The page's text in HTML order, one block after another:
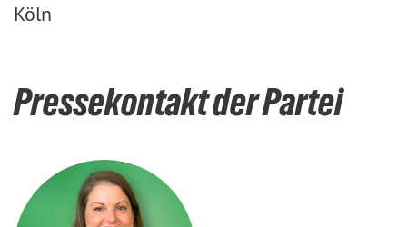
Köln
Pressekontakt der Partei